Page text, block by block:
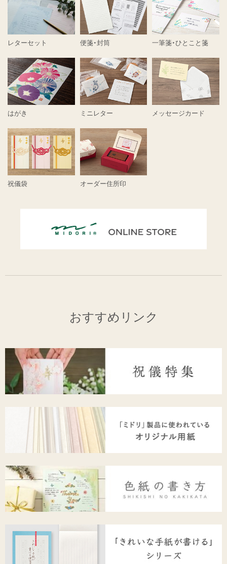
レターセット 便箋・封筒 一筆箋・ひとこと箋
はがき ミニレター メッセージカード
祝儀袋 オーダー住所印
おすすめリンク